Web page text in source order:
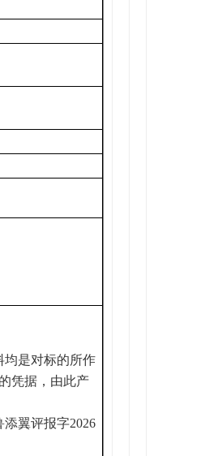
均是对标的所作
凭据，由此产
翼评报字2026